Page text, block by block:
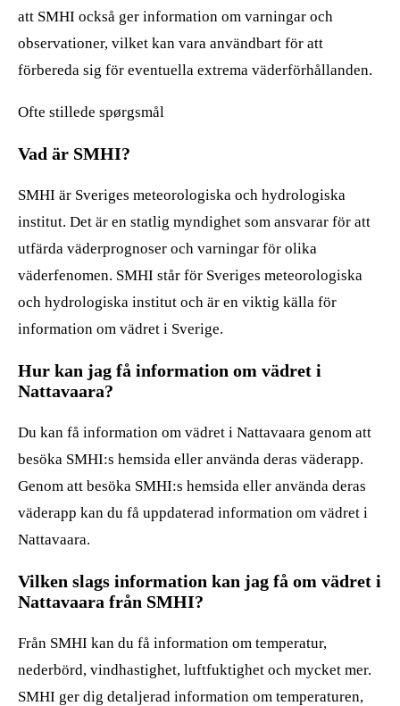
att SMHI också ger information om varningar och
observationer, vilket kan vara användbart för att
förbereda sig för eventuella extrema väderförhållanden.
Ofte stillede spørgsmål
Vad är SMHI?
SMHI är Sveriges meteorologiska och hydrologiska
institut. Det är en statlig myndighet som ansvarar för att
utfärda väderprognoser och varningar för olika
väderfenomen. SMHI står för Sveriges meteorologiska
och hydrologiska institut och är en viktig källa för
information om vädret i Sverige.
Hur kan jag få information om vädret i
Nattavaara?
Du kan få information om vädret i Nattavaara genom att
besöka SMHI:s hemsida eller använda deras väderapp.
Genom att besöka SMHI:s hemsida eller använda deras
väderapp kan du få uppdaterad information om vädret i
Nattavaara.
Vilken slags information kan jag få om vädret i
Nattavaara från SMHI?
Från SMHI kan du få information om temperatur,
nederbörd, vindhastighet, luftfuktighet och mycket mer.
SMHI ger dig detaljerad information om temperaturen,